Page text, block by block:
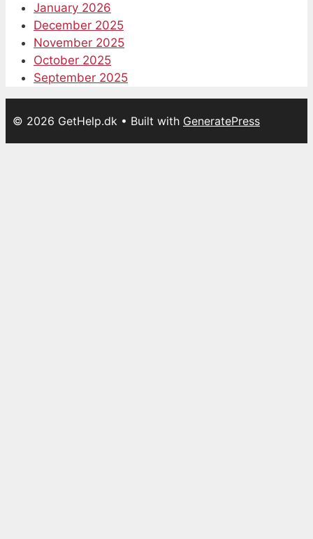
January 2026
December 2025
November 2025
October 2025
September 2025
© 2026 GetHelp.dk • Built with GeneratePress